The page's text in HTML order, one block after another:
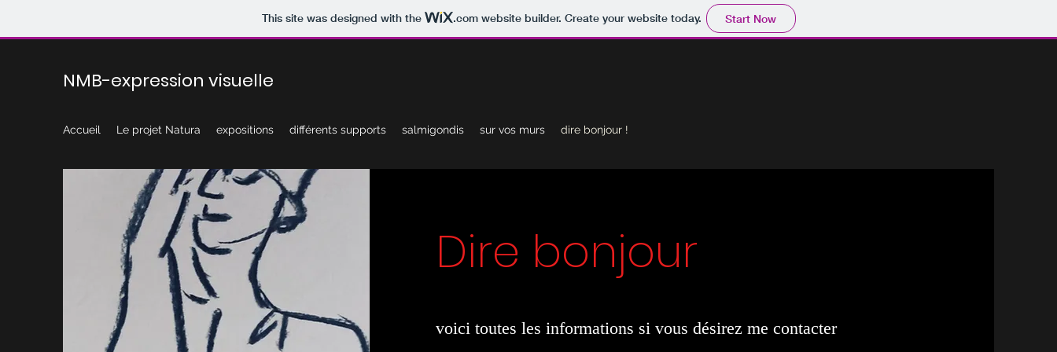
This site was designed with the .comwebsite builder. Create your website today. Start Now
NMB-expression visuelle
Accueil Le projet Natura expositions différents supports salmigondis sur vos murs dire bonjour !
Dire bonjour
voici toutes les informations si vous désirez me contacter